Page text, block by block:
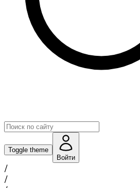
Toggle theme
Войти
/
/